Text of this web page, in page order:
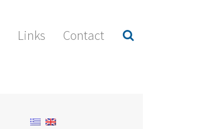
Links Contact